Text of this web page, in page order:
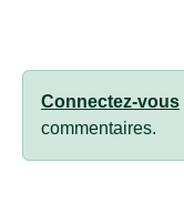
Connectez-vous
commentaires.